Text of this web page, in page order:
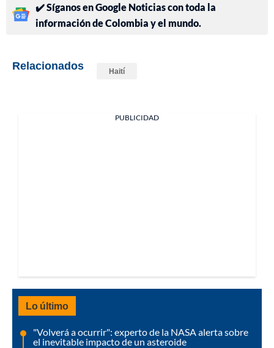
✔️ Síganos en Google Noticias con toda la
información de Colombia y el mundo.
Relacionados Haití
PUBLICIDAD
Lo último
"Volverá a ocurrir": experto de la NASA alerta sobre
el inevitable impacto de un asteroide